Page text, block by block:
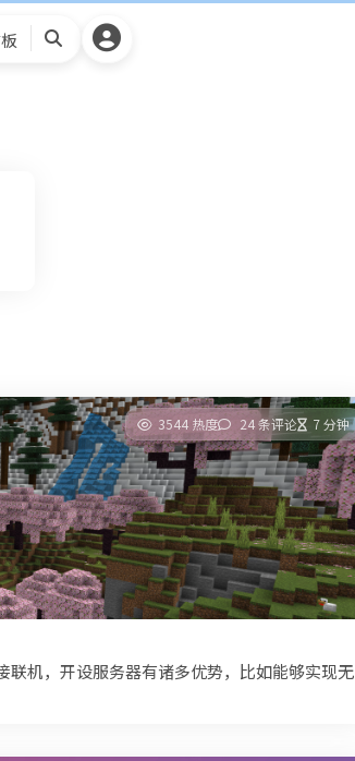
搜
3544 热度 24 条评论 7 分钟
机，开设服务器有诸多优势，比如能够实现无